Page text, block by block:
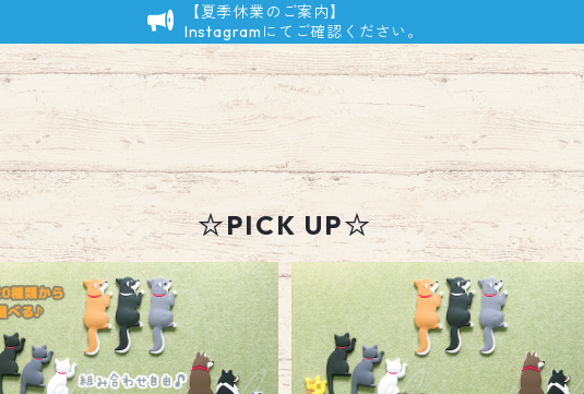
【夏季休業のご案内】
Instagramにてご確認ください。
☆PICK UP☆